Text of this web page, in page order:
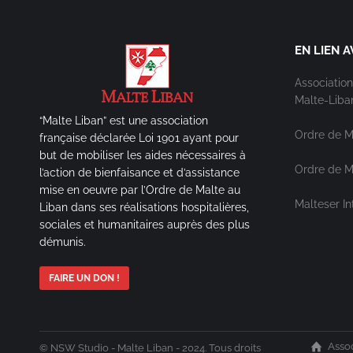
“Malte Liban” est une association
française déclarée Loi 1901 ayant pour
but de mobiliser les aides nécessaires à
l’action de bienfaisance et d’assistance
mise en oeuvre par l’Ordre de Malte au
Liban dans ses réalisations hospitalières,
sociales et humanitaires auprès des plus
démunis.
FAIRE UN DON !
EN LIEN
Malte-
Ordre de
Ordre de
Malteser
© NSW Studio - Malte Liban - 2024. Tous droits